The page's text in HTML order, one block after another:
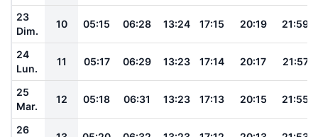
23
Dim.
10 05:15 06:28 13:24 17:15 20:19 21:59
24
Lun.
11 05:17 06:29 13:23 17:14 20:17 21:57
25
Mar.
12 05:18 06:31 13:23 17:13 20:15 21:55
26